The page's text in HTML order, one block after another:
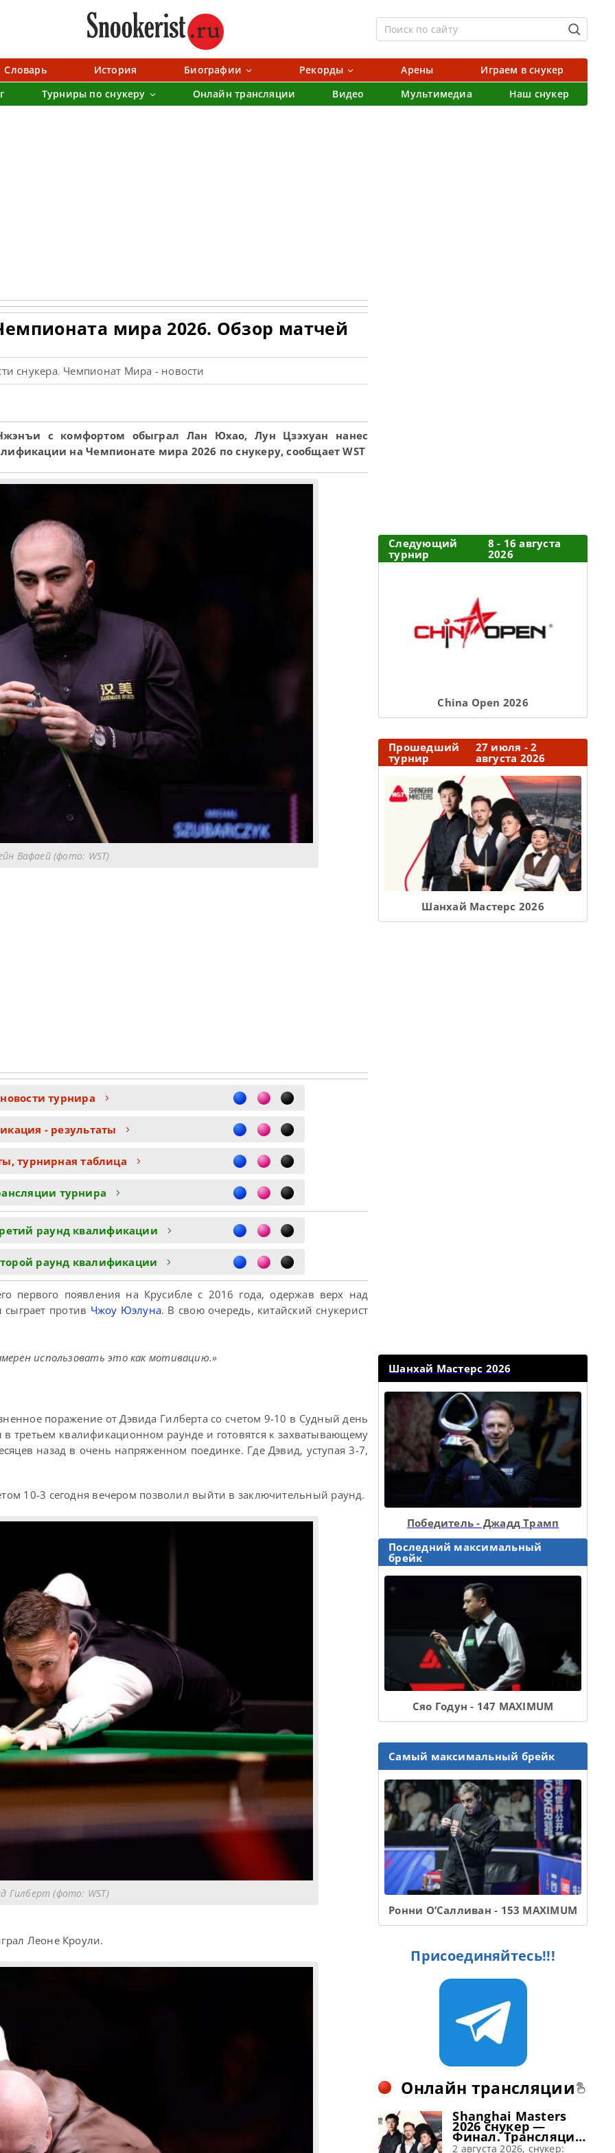
Словарь История Биографии Рекорды Арены
Играем в снукер
Турниры по снукеру Онлайн трансляции Видео Мультимедиа Наш снукер
мира 2026. Обзор матчей
снукера, Чемпионат Мира - новости
с комфортом обыграл Лан Юхао, Лун Цзэхуан нанес
на Чемпионате мира 2026 по снукеру, сообщает WST
Вафаей (фото: WST)
турнира
- результаты
турнирная таблица
турнира
раунд квалификации
раунд квалификации
первого появления на Крусибле с 2016 года, одержав верх над
против Чжоу Юэлуна. В свою очередь, китайский снукерист
использовать это как мотивацию.»
поражение от Дэвида Гилберта со счетом 9-10 в Судный день
третьем квалификационном раунде и готовятся к захватывающему
назад в очень напряженном поединке. Где Дэвид, уступая 3-7,
10-3 сегодня вечером позволил выйти в заключительный раунд.
Гилберт (фото: WST)
Леоне Кроули.
Следующий
турнир
8 - 16 августа
2026
Сhina Open 2026
Прошедший
турнир
27 июля - 2
августа 2026
Шанхай Мастерс 2026
Шанхай Мастерс 2026
Победитель - Джадд Трамп
Последний максимальный
брейк
Сяо Годун - 147 MAXIMUM
Самый максимальный брейк
Ронни О’Салливан - 153 MAXIMUM
Присоединяйтесь!!!
Онлайн трансляции
Shanghai Masters
2026 снукер —
Финал. Трансляции
расписание
2 августа 2026, снукер: